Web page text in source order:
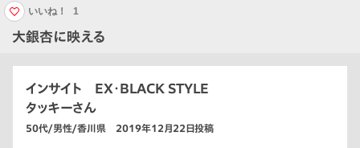
大銀杏に映える
いいね！ 1
インサイト EX・BLACK STYLE
タッキーさん
50代/男性/香川県 2019年12月22日投稿